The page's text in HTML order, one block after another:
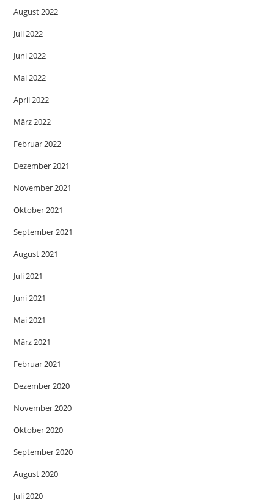
August 2022
Juli 2022
Juni 2022
Mai 2022
April 2022
März 2022
Februar 2022
Dezember 2021
November 2021
Oktober 2021
September 2021
August 2021
Juli 2021
Juni 2021
Mai 2021
März 2021
Februar 2021
Dezember 2020
November 2020
Oktober 2020
September 2020
August 2020
Juli 2020